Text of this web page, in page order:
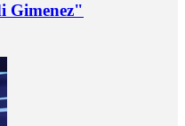
Gimenez"